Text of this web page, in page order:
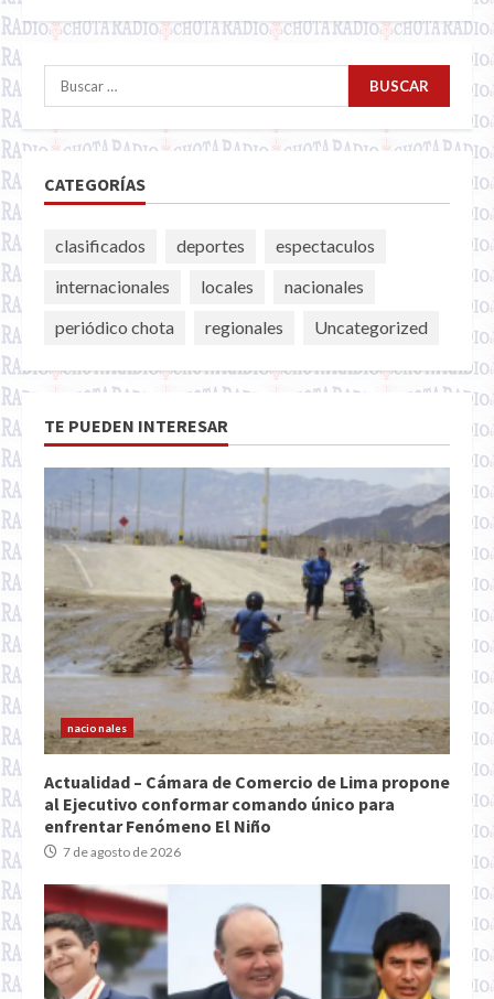
Buscar:
CATEGORÍAS
clasificados deportes
espectaculos
internacionales
locales
nacionales
periódico chota
regionales Uncategorized
TE PUEDEN INTERESAR
nacionales
Actualidad – Cámara de Comercio de Lima propone
al Ejecutivo conformar comando único para
enfrentar Fenómeno El Niño
7 de agosto de 2026